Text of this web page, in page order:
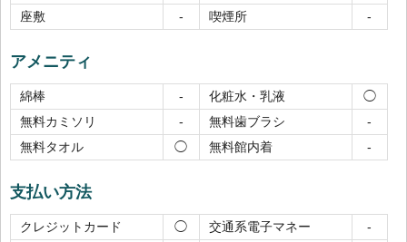
座敷
- 喫煙所 -
アメニティ
綿棒 - 化粧水・乳液
◯
無料カミソリ
- 無料歯ブラシ
-
無料タオル
◯ 無料館内着 -
支払い方法
クレジットカード ◯ 交通系電子マネー
-